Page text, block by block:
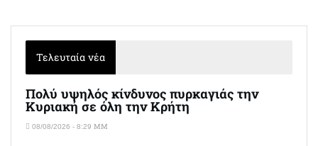
Τελευταία νέα
Πολύ υψηλός κίνδυνος πυρκαγιάς την
Κυριακή σε όλη την Κρήτη
08/08/2026 - 8:29 ΜΜ